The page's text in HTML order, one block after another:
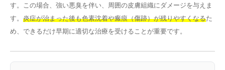
す。この場合、強い悪臭を伴い、周囲の皮膚組織にダメージを与えま
す。 炎症が治まった後も色素沈着や瘢痕（傷跡）が残りやすくなるた
め、できるだけ早期に適切な治療を受けることが重要です。